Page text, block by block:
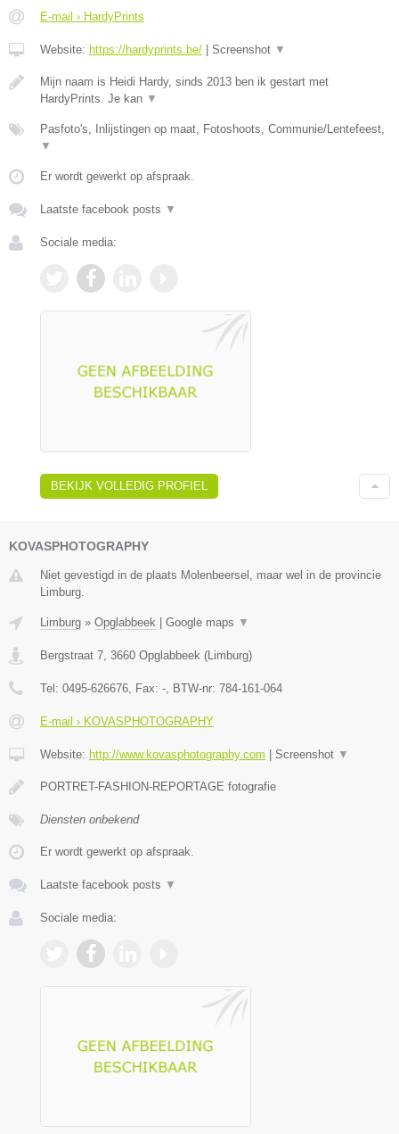
E-mail › HardyPrints
Website: https://hardyprints.be/ Screenshot ▼
Mijn naam is Heidi Hardy, sinds 2013 ben ik gestart met
HardyPrints. Je kan ▼
Pasfoto's, Inlijstingen op maat, Fotoshoots, Communie/Lentefeest,
▼
Er wordt gewerkt op afspraak.
Laatste facebook posts ▼
Sociale media:
BEKIJK VOLLEDIG PROFIEL
KOVASPHOTOGRAPHY
Niet gevestigd in de plaats Molenbeersel, maar wel in de provincie
Limburg.
Limburg » Opglabbeek | Google maps ▼
Bergstraat 7 3660 Opglabbeek (Limburg)
Tel: 0495-626676 , Fax: - , BTW-nr: 784-161-064
E-mail › KOVASPHOTOGRAPHY
Website: http://www.kovasphotography.com | Screenshot ▼
PORTRET-FASHION-REPORTAGE fotografie
Diensten onbekend
Er wordt gewerkt op afspraak.
Laatste facebook posts ▼
Sociale media: